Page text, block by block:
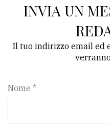
INVIA UN
Il tuo indirizzo email ed
Nome *